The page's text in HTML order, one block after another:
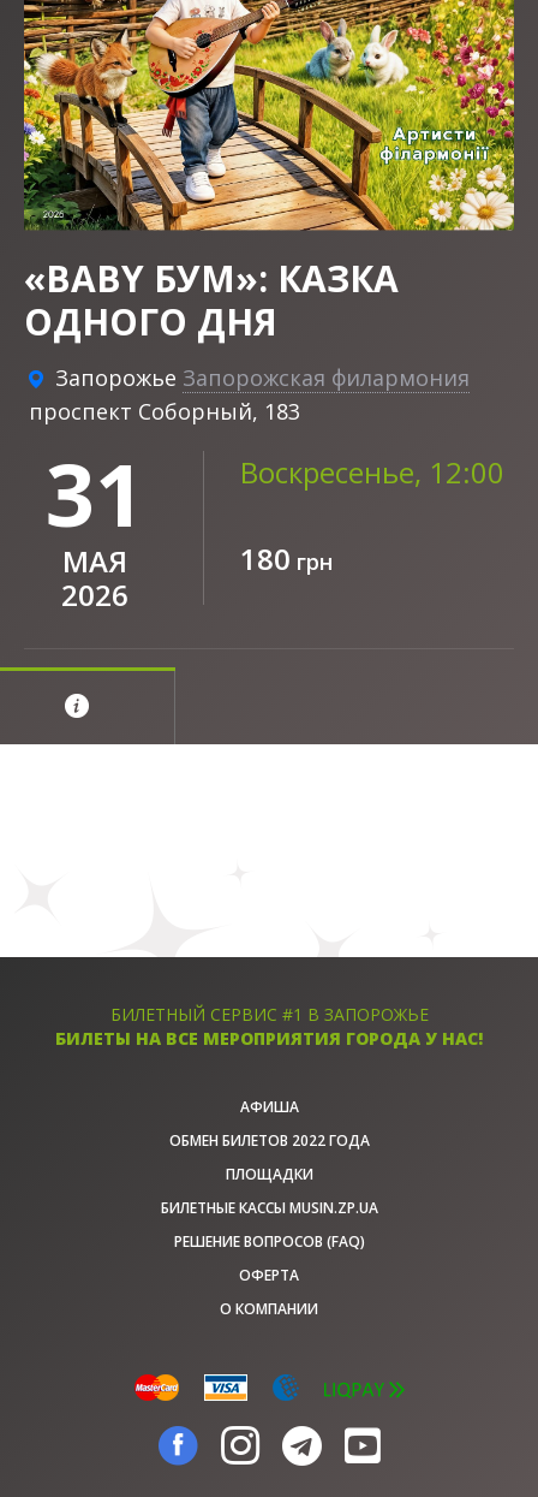
«BABY БУМ»: КАЗКА
ОДНОГО ДНЯ
Запорожье Запорожская филармония
проспект Соборный, 183
31
МАЯ
2026
Воскресенье, 12:00
180 грн
БИЛЕТНЫЙ СЕРВИС #1 В ЗАПОРОЖЬЕ
БИЛЕТЫ НА ВСЕ МЕРОПРИЯТИЯ ГОРОДА У НАС!
АФИША
ОБМЕН БИЛЕТОВ 2022 ГОДА
ПЛОЩАДКИ
БИЛЕТНЫЕ КАССЫ MUSIN.ZP.UA
РЕШЕНИЕ ВОПРОСОВ (FAQ)
ОФЕРТА
О КОМПАНИИ